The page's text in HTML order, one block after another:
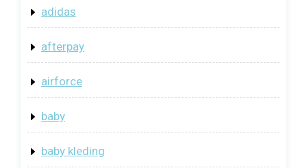
adidas
afterpay
airforce
baby
baby kleding